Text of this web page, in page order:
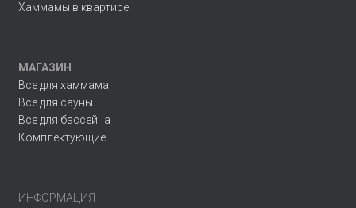
Хаммамы в квартире
МАГАЗИН
Все для хаммама
Все для сауны
Все для бассейна
Комплектующие
ИНФОРМАЦИЯ